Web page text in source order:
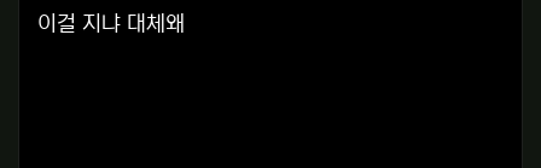
본문
이걸 지냐 대체왜